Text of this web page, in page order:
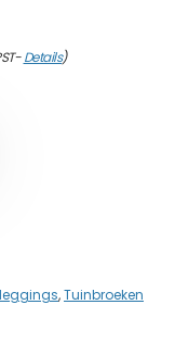
Details)
,Tuinbroeken